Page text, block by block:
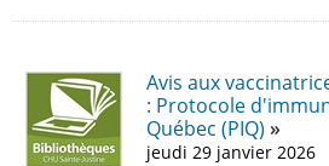
Avis aux
: Protocole
Québec (PIQ)
jeudi 29 janvier 2026